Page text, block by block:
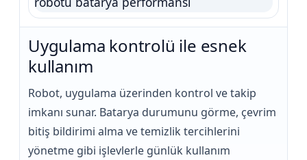
Uygulama kontrolü ile esnek
kullanım
Robot, uygulama üzerinden kontrol ve takip
imkanı sunar. Batarya durumunu görme, çevrim
bitiş bildirimi alma ve temizlik tercihlerini
yönetme gibi işlevlerle günlük kullanım